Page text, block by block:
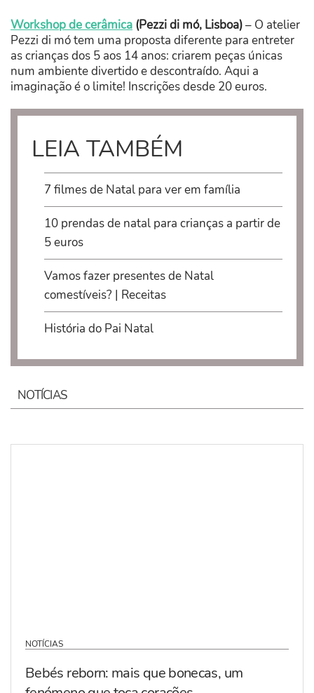
Workshop de cerâmica (Pezzi di mó, Lisboa)– O atelier
Pezzi di mó tem uma proposta diferente para entreter
as crianças dos 5 aos 14 anos: criarem peças únicas
num ambiente divertido e descontraído. Aqui a
imaginação é o limite! Inscrições desde 20 euros.
LEIA TAMBÉM
7 filmes de Natal para ver em família
10 prendas de natal para crianças a partir de
5 euros
Vamos fazer presentes de Natal
comestíveis? | Receitas
História do Pai Natal
NOTÍCIAS
NOTÍCIAS
Bebés reborn: mais que bonecas, um